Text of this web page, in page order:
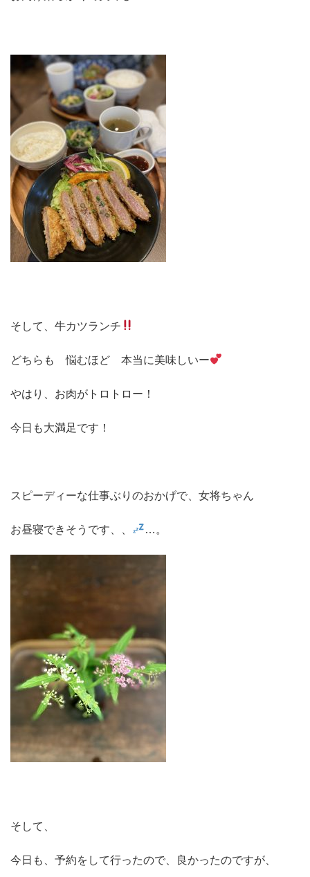
そして、牛カツランチ
どちらも 悩むほど 本当に美味しいー
やはり、お肉がトロトロー！
今日も大満足です！
スピーディーな仕事ぶりのおかげで、女将ちゃん
お昼寝できそうです、、 …。
そして、
今日も、予約をして行ったので、良かったのですが、